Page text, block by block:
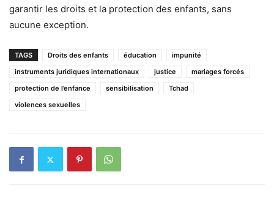
garantir les droits et la protection des enfants, sans
aucune exception.
TAGS Droits des enfants éducation
impunité
instruments juridiques internationaux
justice
mariages forcés
protection de l’enfance
sensibilisation
Tchad
violences sexuelles